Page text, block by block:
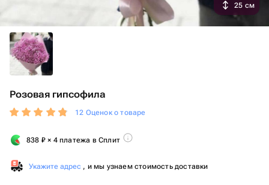
Розовая гипсофила
12 Оценок о товаре
838 ₽ × 4 платежа в Сплит
Укажите адрес , и мы узнаем стоимость доставки
25 см